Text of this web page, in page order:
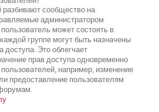
разбивают сообщество на
администратором
может состоять в
группе могут быть назначены
Это облегчает
прав доступа одновременно
например, изменение
предоставление пользователям